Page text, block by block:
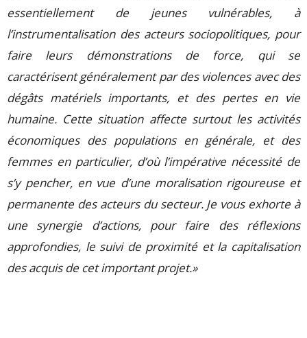
essentiellement de jeunes vulnérables, à
l’instrumentalisation des acteurs sociopolitiques, pour
faire leurs démonstrations de force, qui se
caractérisent généralement par des violences avec des
dégâts matériels importants, et des pertes en vie
humaine. Cette situation affecte surtout les activités
économiques des populations en générale, et des
femmes en particulier, d’où l’impérative nécessité de
s’y pencher, en vue d’une moralisation rigoureuse et
permanente des acteurs du secteur. Je vous exhorte à
une synergie d’actions, pour faire des réflexions
approfondies, le suivi de proximité et la capitalisation
des acquis de cet important projet.»